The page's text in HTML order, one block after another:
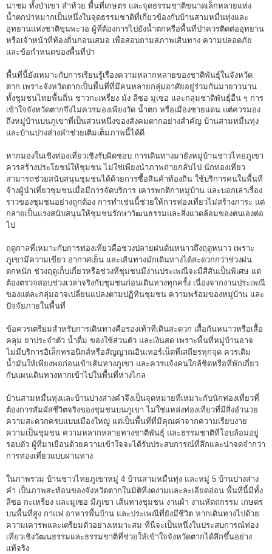
น่าชม ทั้งป่าเขา ลำห้วย พื้นที่เกษตร และจุดธรรมชาติขนาดเล็กหลายแห่ง
น้ำตกป่าหมากเป็นหนึ่งในจุดธรรมชาติที่เกี่ยวข้องกับบ้านสามหมื่นทุ่งและ
อุทยานแห่งชาติขุนพะวอ ผู้ที่ต้องการไปยังน้ำตกหรือพื้นที่ป่าควรติดต่ออุทยาน
หรือเจ้าหน้าที่ท้องถิ่นก่อนเสมอ เพื่อสอบถามสภาพเส้นทาง ความปลอดภัย
และข้อกำหนดของพื้นที่ป่า
พื้นที่นี้ยังเหมาะกับการเรียนรู้เรื่องความหลากหลายของชาติพันธุ์ในจังหวัด
ตาก เพราะจังหวัดตากเป็นพื้นที่ที่มีคนหลายกลุ่มอาศัยอยู่ร่วมกันมายาวนาน
ทั้งชุมชนไทยพื้นถิ่น ชาวกะเหรี่ยง ม้ง ลีซอ มูเซอ และกลุ่มชาติพันธุ์อื่น ๆ การ
เข้าใจจังหวัดตากจึงไม่ควรมองเพียงวัด น้ำตก หรือเมืองชายแดน แต่ควรมอง
ถึงหมู่บ้านบนภูเขาที่เป็นส่วนหนึ่งของสังคมตากอย่างสำคัญ บ้านสามหมื่นทุ่ง
และบ้านปางส่างคำช่วยเติมเต็มภาพนี้ได้ดี
หากมองในเชิงท่องเที่ยวเชิงรับผิดชอบ การเดินทางมายังหมู่บ้านชาวไทยภูเขา
ควรสร้างประโยชน์ให้ชุมชน ไม่ใช่เพียงนำภาพถ่ายกลับไป นักท่องเที่ยว
สามารถช่วยสนับสนุนชุมชนได้ด้วยการซื้อสินค้าท้องถิ่น ใช้บริการคนในพื้นที่
จ้างผู้นำเที่ยวชุมชนเมื่อมีการจัดบริการ เคารพกติกาหมู่บ้าน และบอกเล่าเรื่อง
ราวของชุมชนอย่างถูกต้อง การทำเช่นนี้ช่วยให้การท่องเที่ยวไม่สร้างภาระ แต่
กลายเป็นแรงสนับสนุนให้ชุมชนรักษาวัฒนธรรมและสิ่งแวดล้อมของตนเองต่อ
ไป
ฤดูกาลที่เหมาะกับการท่องเที่ยวคือช่วงปลายฝนต้นหนาวถึงฤดูหนาว เพราะ
ภูเขามีความเขียว อากาศเย็น และเส้นทางมักเดินทางได้สะดวกกว่าช่วงฝน
ตกหนัก ช่วงฤดูเก็บเกี่ยวหรือช่วงที่ชุมชนมีงานประเพณีจะมีสีสันเป็นพิเศษ แต่
ต้องตรวจสอบช่วงเวลาจริงกับชุมชนก่อนเดินทางทุกครั้ง เนื่องจากงานประเพณี
ของแต่ละกลุ่มอาจเปลี่ยนแปลงตามปฏิทินชุมชน ความพร้อมของหมู่บ้าน และ
ปัจจัยภายในพื้นที่
ข้อควรเตรียมสำหรับการเดินทางคือรองเท้าที่เดินสะดวก เสื้อกันหนาวหรือเสื้อ
คลุม ยาประจำตัว น้ำดื่ม ของใช้ส่วนตัว และเงินสด เพราะพื้นที่หมู่บ้านอาจ
ไม่มีบริการอิเล็กทรอนิกส์หรือสัญญาณอินเทอร์เน็ตที่เสถียรทุกจุด ควรเติม
น้ำมันให้เพียงพอก่อนเข้าเส้นทางภูเขา และควรแจ้งคนใกล้ชิดหรือที่พักเกี่ยว
กับแผนเดินทางหากเข้าไปในพื้นที่ห่างไกล
บ้านสามหมื่นทุ่งและบ้านปางส่างคำจึงเป็นจุดหมายที่เหมาะกับนักท่องเที่ยวที่
ต้องการสัมผัสชีวิตจริงของชุมชนบนภูเขา ไม่ใช่แหล่งท่องเที่ยวที่มีสิ่งอำนวย
ความสะดวกครบแบบเมืองใหญ่ แต่เป็นพื้นที่ที่มีคุณค่าจากความเรียบง่าย
ความเป็นชุมชน ความหลากหลายทางชาติพันธุ์ และธรรมชาติที่โอบล้อมอยู่
รอบตัว ผู้ที่มาเยือนด้วยความเข้าใจจะได้รับประสบการณ์ที่ลึกและน่าจดจำกว่า
การท่องเที่ยวแบบผ่านทาง
ในภาพรวม บ้านชาวไทยภูเขาหมู่ 4 บ้านสามหมื่นทุ่ง และหมู่ 5 บ้านปางส่าง
คำ เป็นภาพสะท้อนของจังหวัดตากในมิติที่งดงามและละเอียดอ่อน พื้นที่นี้มีทั้ง
ลีซอ กะเหรี่ยง และมูเซอ มีภูเขา เส้นทางชุมชน งานผ้า งานหัตถกรรม เกษตร
บนพื้นที่สูง กาแฟ อาหารพื้นบ้าน และประเพณีที่ยังมีชีวิต หากเดินทางไปด้วย
ความเคารพและเตรียมตัวอย่างเหมาะสม ที่นี่จะเป็นหนึ่งในประสบการณ์ท่อง
เที่ยวเชิงวัฒนธรรมและธรรมชาติที่ช่วยให้เข้าใจจังหวัดตากได้ลึกขึ้นอย่าง
แท้จริง